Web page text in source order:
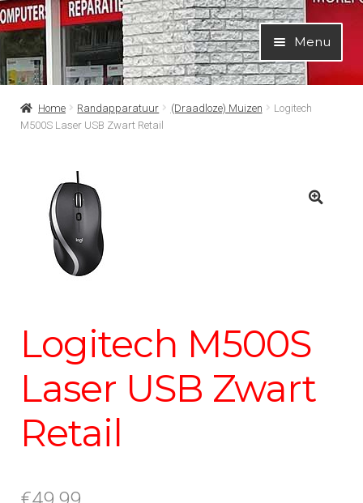
Ga
door
naar
navigatie
Ga
naar
de
inhoud
Menu
Home Randapparatuur (Draadloze) Muizen
Logitech
M500S Laser USB Zwart Retail
Logitech M500S
Laser USB Zwart
Retail